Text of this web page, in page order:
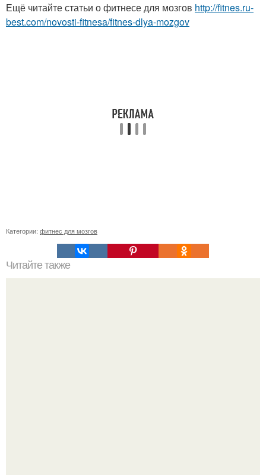
Ещё читайте статьи о фитнесе для мозгов http://fitnes.ru-
best.com/novosti-fitnesa/fitnes-dlya-mozgov
Категории: фитнес для мозгов
Читайте также